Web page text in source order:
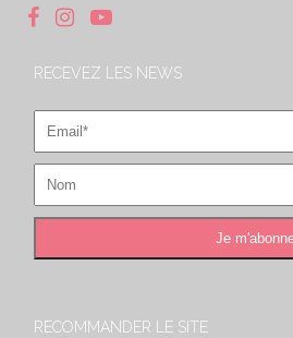
RECEVEZ LES NEWS
RECOMMANDER LE SITE